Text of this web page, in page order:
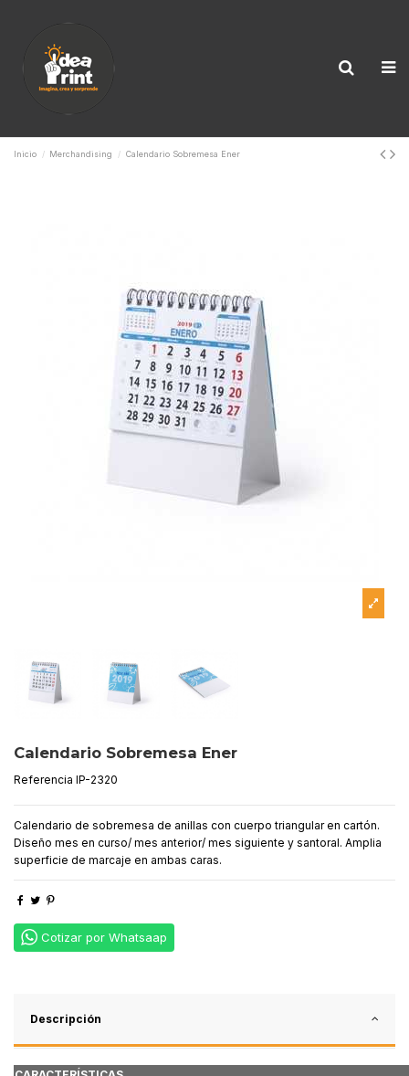
Inicio Merchandising Calendario Sobremesa Ener
Calendario Sobremesa Ener
Referencia IP-2320
Calendario de sobremesa de anillas con cuerpo triangular en cartón.
Diseño mes en curso/ mes anterior/ mes siguiente y santoral. Amplia
superficie de marcaje en ambas caras.
Cotizar por Whatsaap
Descripción